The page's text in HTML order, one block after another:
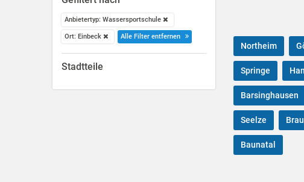
Anbietertyp: Wassersportschule
Ort: Einbeck Alle Filter entfernen
Stadtteile
Northeim
Springe
Barsinghausen
Seelze
Baunatal